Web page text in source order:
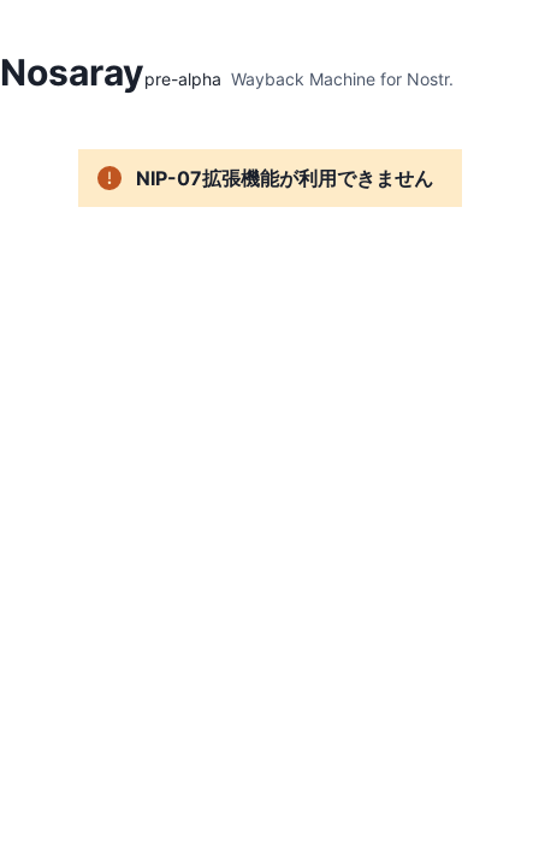
Nosaraypre-alpha Wayback Machine for Nostr.
NIP-07拡張機能が利用できません